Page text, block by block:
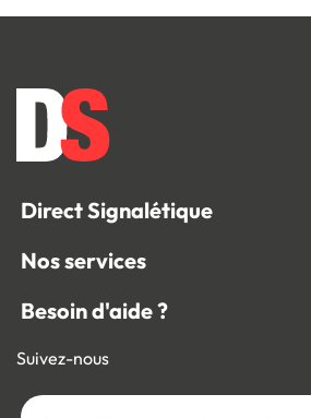
Direct Signalétique
Nos services
Besoin d'aide ?
Suivez-nous